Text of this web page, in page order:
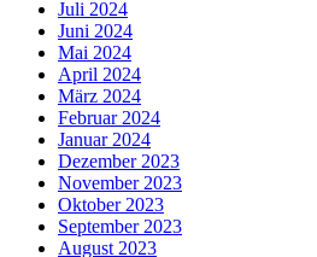
Juli 2024
Juni 2024
Mai 2024
April 2024
März 2024
Februar 2024
Januar 2024
Dezember 2023
November 2023
Oktober 2023
September 2023
August 2023